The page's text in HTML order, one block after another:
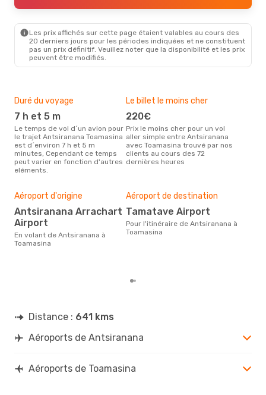
TMM- DIE
Les prix affichés sur cette page étaient valables au cours des
20 derniers jours pour les périodes indiquées et ne constituent
pas un prix définitif. Veuillez noter que la disponibilité et les prix
peuvent être modifiés.
Duré du voyage
7 h et 5 m
Le temps de vol d´un avion pour
le trajet Antsiranana Toamasina
est d´environ 7 h et 5 m
minutes, Cependant ce temps
peut varier en fonction d'autres
eléments.
Le billet le moins cher
220€
Prix le moins cher pour un vol
aller simple entre Antsiranana
avec Toamasina trouvé par nos
clients au cours des 72
dernières heures
Aéroport d'origine
Antsiranana Arrachart
Airport
En volant de Antsiranana à
Toamasina
Aéroport de destination
Tamatave Airport
Pour l'itinéraire de Antsiranana à
Toamasina
Distance : 641 kms
Aéroports de Antsiranana
Aéroports de Toamasina